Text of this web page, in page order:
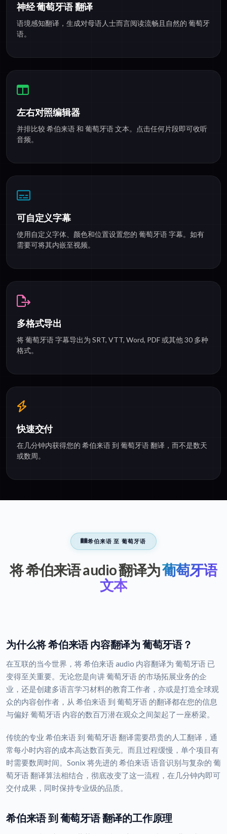
神经 葡萄牙语 翻译
语境感知翻译，生成对母语人士而言阅读流畅且自然的 葡萄牙
语。
左右对照编辑器
并排比较 希伯来语 和 葡萄牙语 文本。点击任何片段即可收听
音频。
可自定义字幕
使用自定义字体、颜色和位置设置您的 葡萄牙语 字幕。如有
需要可将其内嵌至视频。
多格式导出
将 葡萄牙语 字幕导出为 SRT, VTT, Word, PDF 或其他 30 多种
格式。
快速交付
在几分钟内获得您的 希伯来语 到 葡萄牙语 翻译，而不是数天
或数周。
希伯来语 至 葡萄牙语
将 希伯来语 audio 翻译为葡萄牙语
文本
为什么将 希伯来语 内容翻译为 葡萄牙语？
在互联的当今世界，将 希伯来语 audio 内容翻译为 葡萄牙语 已
变得至关重要。无论您是向讲 葡萄牙语 的市场拓展业务的企
业，还是创建多语言学习材料的教育工作者，亦或是打造全球观
众的内容创作者，从 希伯来语 到 葡萄牙语 的翻译都在您的信息
与偏好 葡萄牙语 内容的数百万潜在观众之间架起了一座桥梁。
传统的专业 希伯来语 到 葡萄牙语 翻译需要昂贵的人工翻译，通
常每小时内容的成本高达数百美元。而且过程缓慢，单个项目有
时需要数周时间。Sonix 将先进的 希伯来语 语音识别与复杂的 葡
萄牙语 翻译算法相结合，彻底改变了这一流程，在几分钟内即可
交付成果，同时保持专业级的品质。
希伯来语 到 葡萄牙语 翻译的工作原理